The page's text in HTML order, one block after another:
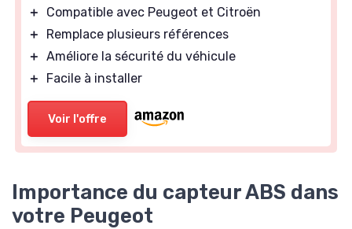
＋
Compatible avec Peugeot et Citroën
＋
Remplace plusieurs références
＋ Améliore la sécurité du véhicule
＋
Facile à installer
Voir l'offre
Importance du capteur ABS dans
votre Peugeot